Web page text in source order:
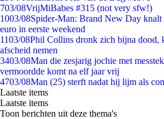
703/08VrijMiBabes #315 (not very sfw!)
1003/08Spider-Man: Brand New Day knalt
euro in eerste weekend
1103/08Phil Collins dronk zich bijna dood,
afscheid nemen
3403/08Man die zesjarig jochie met
vermoordde komt na elf jaar vrij
4703/08Man (25) sterft nadat hij lijm als
Laatste items
Laatste items
Toon berichten uit deze thema's